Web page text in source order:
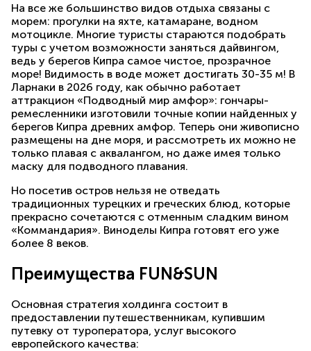
На все же большинство видов отдыха связаны с
морем: прогулки на яхте, катамаране, водном
мотоцикле. Многие туристы стараются подобрать
туры с учетом возможности заняться дайвингом,
ведь у берегов Кипра самое чистое, прозрачное
море! Видимость в воде может достигать 30-35 м! В
Ларнаки в 2026 году, как обычно работает
аттракцион «Подводный мир амфор»: гончары-
ремесленники изготовили точные копии найденных у
берегов Кипра древних амфор. Теперь они живописно
размещены на дне моря, и рассмотреть их можно не
только плавая с аквалангом, но даже имея только
маску для подводного плавания.
Но посетив остров нельзя не отведать
традиционных турецких и греческих блюд, которые
прекрасно сочетаются с отменным сладким вином
«Коммандария». Виноделы Кипра готовят его уже
более 8 веков.
Преимущества FUN&SUN
Основная стратегия холдинга состоит в
предоставлении путешественникам, купившим
путевку от туроператора, услуг высокого
европейского качества: